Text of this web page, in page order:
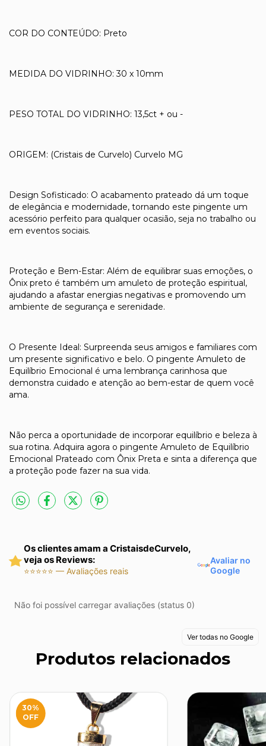
COR DO CONTEÚDO: Preto
MEDIDA DO VIDRINHO: 30 x 10mm
PESO TOTAL DO VIDRINHO: 13,5ct + ou -
ORIGEM: (Cristais de Curvelo) Curvelo MG
Design Sofisticado: O acabamento prateado dá um toque
de elegância e modernidade, tornando este pingente um
acessório perfeito para qualquer ocasião, seja no trabalho ou
em eventos sociais.
Proteção e Bem-Estar: Além de equilibrar suas emoções, o
Ônix preto é também um amuleto de proteção espiritual,
ajudando a afastar energias negativas e promovendo um
ambiente de segurança e serenidade.
O Presente Ideal: Surpreenda seus amigos e familiares com
um presente significativo e belo. O pingente Amuleto de
Equilíbrio Emocional é uma lembrança carinhosa que
demonstra cuidado e atenção ao bem-estar de quem você
ama.
Não perca a oportunidade de incorporar equilíbrio e beleza à
sua rotina. Adquira agora o pingente Amuleto de Equilíbrio
Emocional Prateado com Ônix Preta e sinta a diferença que
a proteção pode fazer na sua vida.
Os clientes amam a CristaisdeCurvelo,
veja os Reviews:
⭐⭐⭐⭐⭐ — Avaliações reais
Avaliar no
Google
Não foi possível carregar avaliações (status 0)
Ver todas no Google
Produtos relacionados
30%
OFF